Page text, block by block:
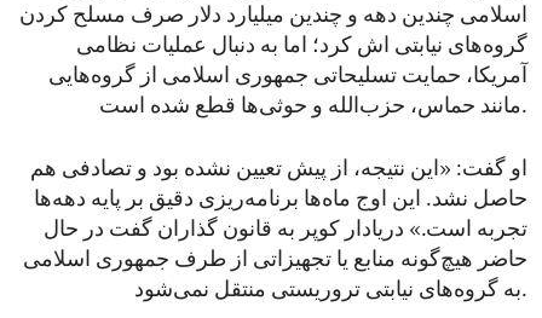
اسلامی چندین دهه و چندین میلیارد‌ دلار صرف مسلح کردن
گروه‌های نیابتی اش کرد؛ اما به دنبال عملیات نظامی
آمریکا، حمایت تسلیحاتی جمهوری اسلامی از گروه‌هایی
مانند حماس، حزب‌الله و حوثی‌ها قطع شده‌ است.
او گفت: «این نتیجه، از پیش تعیین نشده بود و تصادفی هم
حاصل نشد. این اوج ماه‌ها برنامه‌ریزی دقیق بر پایه دهه‌ها
تجربه است.» دریادار کوپر به قانون‌ گذاران گفت در حال
حاضر هیچ‌گونه منابع یا تجهیزاتی از طرف جمهوری اسلامی
به گروه‌های نیابتی تروریستی منتقل نمی‌شود.